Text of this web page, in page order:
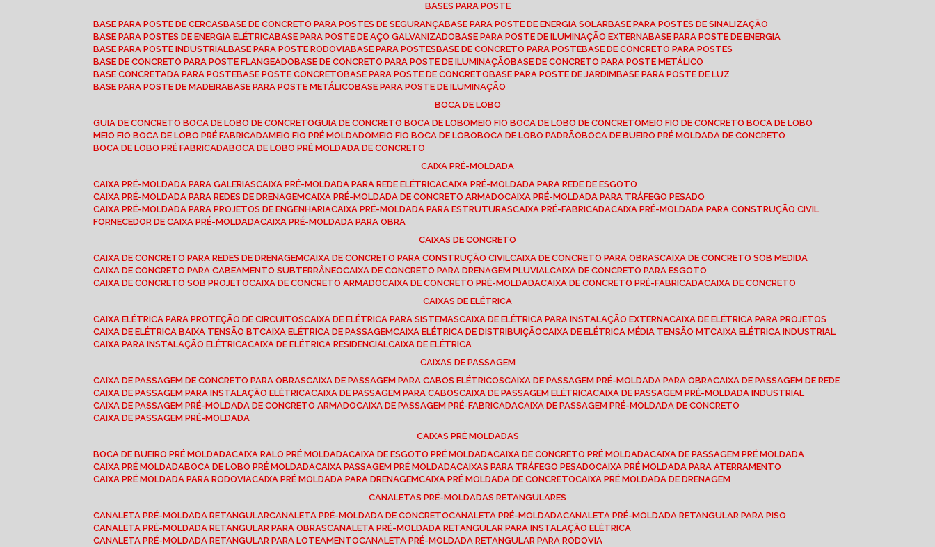
BASES PARA POSTE
BASE PARA POSTE DE CERCAS BASE DE CONCRETO PARA POSTES DE SEGURANÇA BASE PARA POSTE DE ENERGIA SOLAR BASE PARA POSTES DE SINALIZAÇÃO
BASE PARA POSTES DE ENERGIA ELÉTRICA BASE PARA POSTE DE AÇO GALVANIZADO BASE PARA POSTE DE ILUMINAÇÃO EXTERNA BASE PARA POSTE DE ENERGIA
BASE PARA POSTE INDUSTRIAL BASE PARA POSTE RODOVIA BASE PARA POSTES BASE DE CONCRETO PARA POSTE BASE DE CONCRETO PARA POSTES
BASE DE CONCRETO PARA POSTE FLANGEADO BASE DE CONCRETO PARA POSTE DE ILUMINAÇÃO BASE DE CONCRETO PARA POSTE METÁLICO
BASE CONCRETADA PARA POSTE BASE POSTE CONCRETO BASE PARA POSTE DE CONCRETO BASE PARA POSTE DE JARDIM BASE PARA POSTE DE LUZ
BASE PARA POSTE DE MADEIRA BASE PARA POSTE METÁLICO BASE PARA POSTE DE ILUMINAÇÃO
BOCA DE LOBO
GUIA DE CONCRETO BOCA DE LOBO DE CONCRETO
GUIA DE CONCRETO BOCA DE LOBO MEIO FIO BOCA DE LOBO DE CONCRETO
MEIO FIO DE CONCRETO BOCA DE LOBO
MEIO FIO BOCA DE LOBO PRÉ FABRICADA
MEIO FIO PRÉ MOLDADO MEIO FIO BOCA DE LOBO BOCA DE LOBO PADRÃO BOCA DE BUEIRO PRÉ MOLDADA DE CONCRETO
BOCA DE LOBO PRÉ FABRICADA BOCA DE LOBO PRÉ MOLDADA DE CONCRETO
CAIXA PRÉ-MOLDADA
CAIXA PRÉ-MOLDADA PARA GALERIAS CAIXA PRÉ-MOLDADA PARA REDE ELÉTRICA CAIXA PRÉ-MOLDADA PARA REDE DE ESGOTO
CAIXA PRÉ-MOLDADA PARA REDES DE DRENAGEM CAIXA PRÉ-MOLDADA DE CONCRETO ARMADO CAIXA PRÉ-MOLDADA PARA TRÁFEGO PESADO
CAIXA PRÉ-MOLDADA PARA PROJETOS DE ENGENHARIA CAIXA PRÉ-MOLDADA PARA ESTRUTURAS CAIXA PRÉ-FABRICADA CAIXA PRÉ-MOLDADA PARA CONSTRUÇÃO CIVIL
FORNECEDOR DE CAIXA PRÉ-MOLDADA CAIXA PRÉ-MOLDADA PARA OBRA
CAIXAS DE CONCRETO
CAIXA DE CONCRETO PARA REDES DE DRENAGEM CAIXA DE CONCRETO PARA CONSTRUÇÃO CIVIL CAIXA DE CONCRETO PARA OBRAS CAIXA DE CONCRETO SOB MEDIDA
CAIXA DE CONCRETO PARA CABEAMENTO SUBTERRÂNEO CAIXA DE CONCRETO PARA DRENAGEM PLUVIAL CAIXA DE CONCRETO PARA ESGOTO
CAIXA DE CONCRETO SOB PROJETO CAIXA DE CONCRETO ARMADO CAIXA DE CONCRETO PRÉ-MOLDADA CAIXA DE CONCRETO PRÉ-FABRICADA CAIXA DE CONCRETO
CAIXAS DE ELÉTRICA
CAIXA ELÉTRICA PARA PROTEÇÃO DE CIRCUITOS CAIXA DE ELÉTRICA PARA SISTEMAS CAIXA DE ELÉTRICA PARA INSTALAÇÃO EXTERNA CAIXA DE ELÉTRICA PARA PROJETOS
CAIXA DE ELÉTRICA BAIXA TENSÃO BT CAIXA ELÉTRICA DE PASSAGEM CAIXA ELÉTRICA DE DISTRIBUIÇÃO CAIXA DE ELÉTRICA MÉDIA TENSÃO MT CAIXA ELÉTRICA INDUSTRIAL
CAIXA PARA INSTALAÇÃO ELÉTRICA CAIXA DE ELÉTRICA RESIDENCIAL CAIXA DE ELÉTRICA
CAIXAS DE PASSAGEM
CAIXA DE PASSAGEM DE CONCRETO PARA OBRAS CAIXA DE PASSAGEM PARA CABOS ELÉTRICOS CAIXA DE PASSAGEM PRÉ-MOLDADA PARA OBRA CAIXA DE PASSAGEM DE REDE
CAIXA DE PASSAGEM PARA INSTALAÇÃO ELÉTRICA CAIXA DE PASSAGEM PARA CABOS CAIXA DE PASSAGEM ELÉTRICA CAIXA DE PASSAGEM PRÉ-MOLDADA INDUSTRIAL
CAIXA DE PASSAGEM PRÉ-MOLDADA DE CONCRETO ARMADO CAIXA DE PASSAGEM PRÉ-FABRICADA CAIXA DE PASSAGEM PRÉ-MOLDADA DE CONCRETO
CAIXA DE PASSAGEM PRÉ-MOLDADA
CAIXAS PRÉ MOLDADAS
BOCA DE BUEIRO PRÉ MOLDADA CAIXA RALO PRÉ MOLDADA CAIXA DE ESGOTO PRÉ MOLDADA CAIXA DE CONCRETO PRÉ MOLDADA CAIXA DE PASSAGEM PRÉ MOLDADA
CAIXA PRÉ MOLDADA BOCA DE LOBO PRÉ MOLDADA CAIXA PASSAGEM PRÉ MOLDADA CAIXAS PARA TRÁFEGO PESADO CAIXA PRÉ MOLDADA PARA ATERRAMENTO
CAIXA PRÉ MOLDADA PARA RODOVIA CAIXA PRÉ MOLDADA PARA DRENAGEM CAIXA PRÉ MOLDADA DE CONCRETO CAIXA PRÉ MOLDADA DE DRENAGEM
CANALETAS PRÉ-MOLDADAS RETANGULARES
CANALETA PRÉ-MOLDADA RETANGULAR CANALETA PRÉ-MOLDADA DE CONCRETO CANALETA PRÉ-MOLDADA CANALETA PRÉ-MOLDADA RETANGULAR PARA PISO
CANALETA PRÉ-MOLDADA RETANGULAR PARA OBRAS CANALETA PRÉ-MOLDADA RETANGULAR PARA INSTALAÇÃO ELÉTRICA
CANALETA PRÉ-MOLDADA RETANGULAR PARA LOTEAMENTO CANALETA PRÉ-MOLDADA RETANGULAR PARA RODOVIA